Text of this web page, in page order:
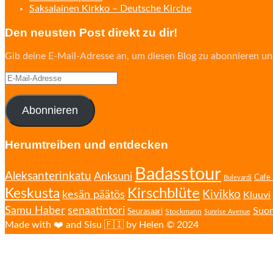
Saksalainen Kirkko – Deutsche Kirche
Den neusten Post direkt zu dir!
Gib deine E-Mail-Adresse an, um diesen Blog zu abonnieren
E-
Adresse
Abonnieren
Herumtreiben und entdecken
Aleksanterinkatu Anksuni Badasstour Bulevardi Cafe
Keskusta kesän päätös Kirschblüte Kivikko Kluuvi
Samu Haber senaatintori Seurasaari Stockmann Sunrise Avenue
Made with ❤️ and Sisu 🇫🇮 by Helen © 2024